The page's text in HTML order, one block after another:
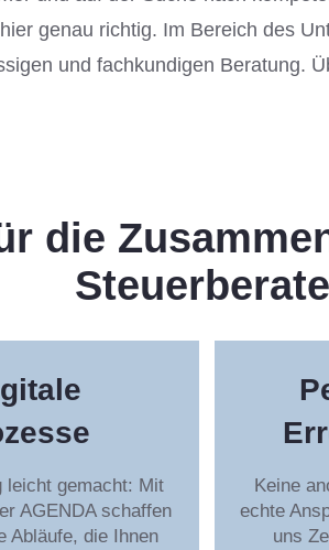
genau richtig. Im Bereich des
und fachkundigen Beratung.
die
leicht gemacht: Mit
AGENDA schaffen
Abläufe, die Ihnen
Keine
echte
uns